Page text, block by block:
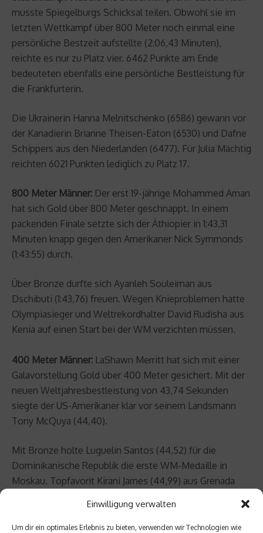
Einwilligung verwalten
Um dir ein optimales Erlebnis zu bieten, verwenden wir Technologien wie
musste Spiegelburgs Schicksal teilen. Obwohl sie im
letzten Wettkampf über 800 Meter noch einmal eine
persönliche Bestzeit aufstellte (2:06,43 Minuten),
reichte es nur zu Platz vier. 6462 Punkte am Ende
bedeuteten ebenfalls eine persönliche Bestleistung für
die Frankfurterin.
Die Ukrainerin Hanna Melnitschenko (6586) gewann vor
der Kanadierin Brianne Theisen-Eaton (6530) und Dafne
Schippers aus den Niederlanden (6477). Für Julia Mächtig
reichten 6021 Punkten lediglich zu Platz 17.
800 Meter Männer: Der erst 19-jährige Mohammed Aman
hat sich Gold über 800 Meter geschnappt. In einem
packenden Finale setzte sich der Äthiopier in 1:43,31
Minuten knapp gegen den Amerikaner Nick Symmonds
(1:43:55) durch.
Über Bronze durfte sich Ayanleh Souleiman aus
Dschibuti (1:43,76) freuen. Wegen Knieproblemen hatte
Olympiasieger und Weltrekordhalter David Rudisha aus
Kenia auf einen Start bei der WM verzichten müssen.
400 Meter Männer: LaShawn Merritt hat sich mit einer
Galavorstellung Gold über 400 Meter gesichert. Mit der
neuen Weltjahresbestleistung von 43,74 Sekunden
siegte der US-Amerikaner klar vor seinem Landsmann
Tony McQuya (44,40).
Mit Bronze holte Luguelin Santos (44,52) für die
Dominikanische Republik die erste WM-Medaille in
Moskau. Topfavorit Kirani James (44,99) aus Grenada
Beitrag teilen